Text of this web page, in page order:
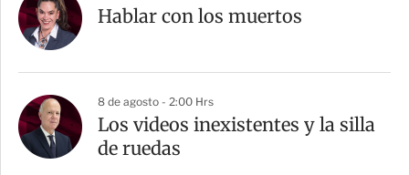
Hablar con los muertos
8 de agosto - 2:00 Hrs
Los videos inexistentes y la silla
de ruedas